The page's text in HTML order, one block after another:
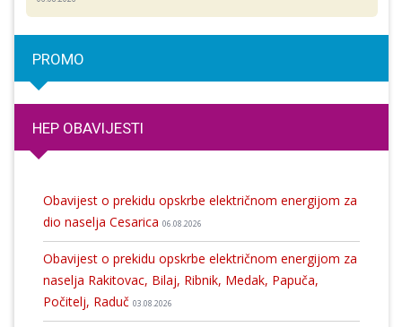
PROMO
HEP OBAVIJESTI
Obavijest o prekidu opskrbe električnom energijom za
dio naselja Cesarica 06.08.2026
Obavijest o prekidu opskrbe električnom energijom za
naselja Rakitovac, Bilaj, Ribnik, Medak, Papuča,
Počitelj, Raduč 03.08.2026